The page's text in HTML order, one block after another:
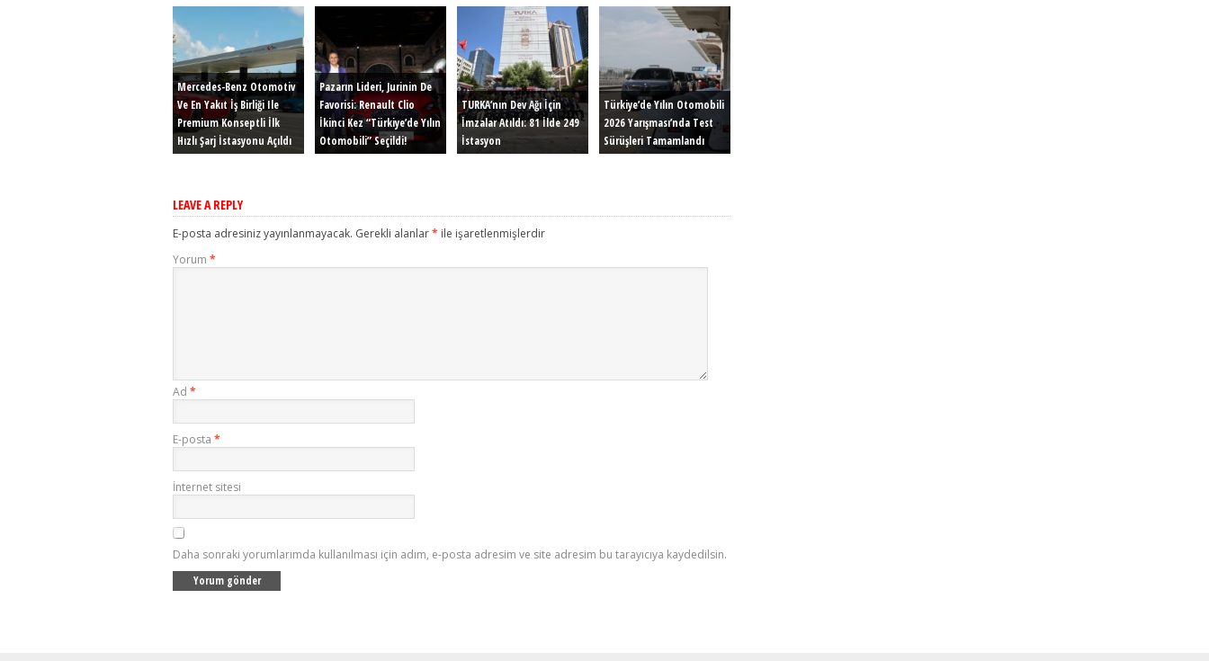
Mercedes-Benz Otomotiv
Ve En Yakıt İş Birliği Ile
Premium Konseptli İlk
Hızlı Şarj İstasyonu Açıldı
Pazarın Lideri, Jurinin De
Favorisi: Renault Clio
İkinci Kez “Türkiye’de Yılın
Otomobili” Seçildi!
TURKA’nın Dev Ağı İçin
İmzalar Atıldı: 81 İlde 249
İstasyon
Türkiye’de Yılın Otomobili
2026 Yarışması’nda Test
Sürüşleri Tamamlandı
LEAVE A REPLY
E-posta adresiniz yayınlanmayacak. Gerekli alanlar* ile işaretlenmişlerdir
Yorum *
Ad *
E-posta *
İnternet sitesi
Daha sonraki yorumlarımda kullanılması için adım, e-posta adresim ve site adresim bu tarayıcıya kaydedilsin.